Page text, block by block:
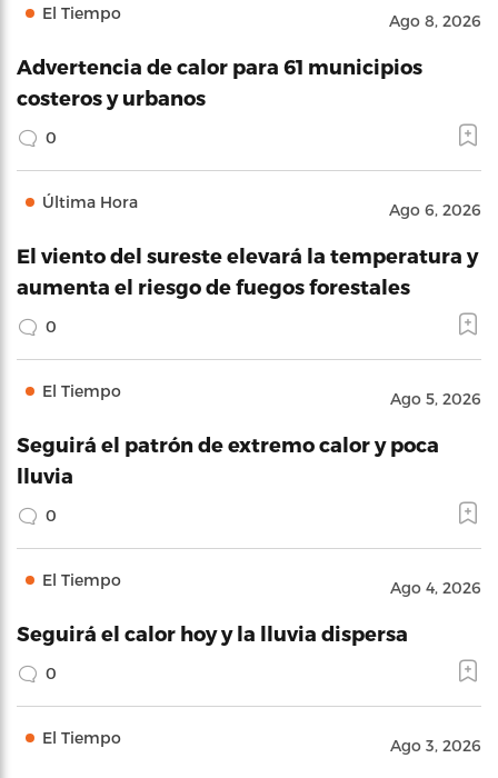
El Tiempo Ago 8, 2026
Advertencia de calor para 61 municipios
costeros y urbanos
0
Última Hora Ago 6, 2026
El viento del sureste elevará la temperatura y
aumenta el riesgo de fuegos forestales
0
El Tiempo Ago 5, 2026
Seguirá el patrón de extremo calor y poca
lluvia
0
El Tiempo Ago 4, 2026
Seguirá el calor hoy y la lluvia dispersa
0
El Tiempo Ago 3, 2026